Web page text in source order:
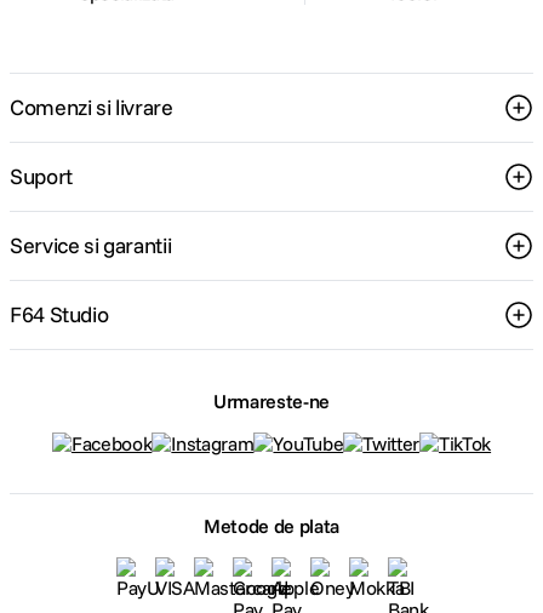
Comenzi si livrare
Suport
Service si garantii
F64 Studio
Urmareste-ne
Metode de plata